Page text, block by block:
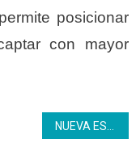
posicionar
con mayor